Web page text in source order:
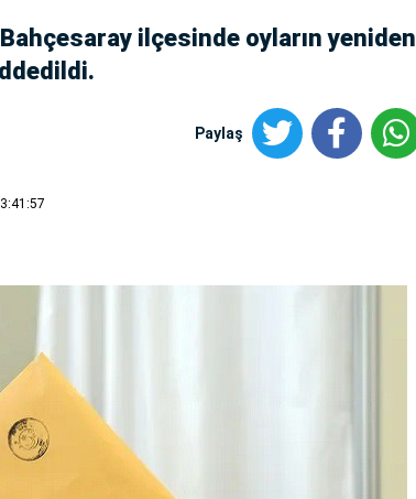
ilçesinde oyların yeniden
Paylaş